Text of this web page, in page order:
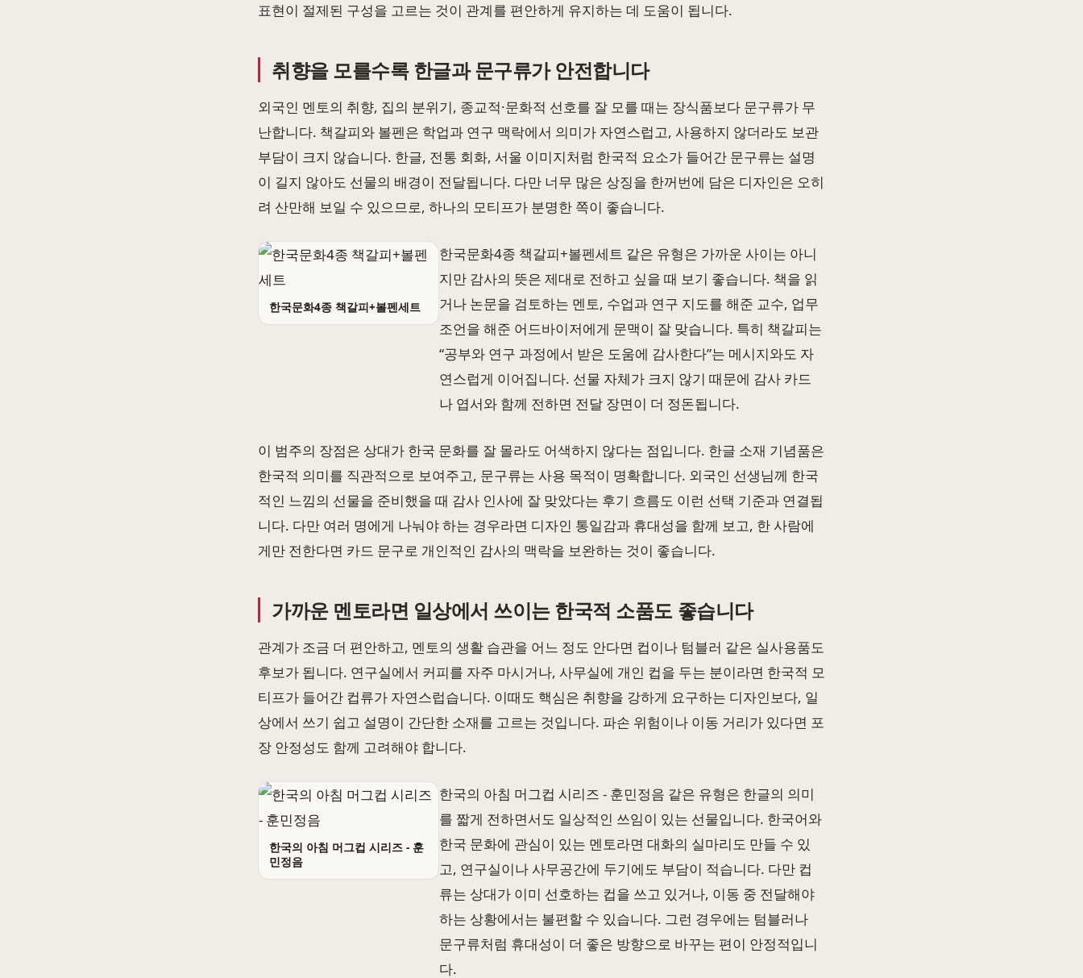
표현이 절제된 구성을 고르는 것이 관계를 편안하게 유지하는 데 도움이 됩니다.
취향을 모를수록 한글과 문구류가 안전합니다
외국인 멘토의 취향, 집의 분위기, 종교적·문화적 선호를 잘 모를 때는 장식품보다 문구류가 무
난합니다. 책갈피와 볼펜은 학업과 연구 맥락에서 의미가 자연스럽고, 사용하지 않더라도 보관
부담이 크지 않습니다. 한글, 전통 회화, 서울 이미지처럼 한국적 요소가 들어간 문구류는 설명
이 길지 않아도 선물의 배경이 전달됩니다. 다만 너무 많은 상징을 한꺼번에 담은 디자인은 오히
려 산만해 보일 수 있으므로, 하나의 모티프가 분명한 쪽이 좋습니다.
한국문화4종 책갈피+볼펜세트 같은 유형은 가까운 사이는 아니
지만 감사의 뜻은 제대로 전하고 싶을 때 보기 좋습니다. 책을 읽
거나 논문을 검토하는 멘토, 수업과 연구 지도를 해준 교수, 업무
조언을 해준 어드바이저에게 문맥이 잘 맞습니다. 특히 책갈피는
“공부와 연구 과정에서 받은 도움에 감사한다”는 메시지와도 자
연스럽게 이어집니다. 선물 자체가 크지 않기 때문에 감사 카드
나 엽서와 함께 전하면 전달 장면이 더 정돈됩니다.
한국문화4종 책갈피+볼펜세트
이 범주의 장점은 상대가 한국 문화를 잘 몰라도 어색하지 않다는 점입니다. 한글 소재 기념품은
한국적 의미를 직관적으로 보여주고, 문구류는 사용 목적이 명확합니다. 외국인 선생님께 한국
적인 느낌의 선물을 준비했을 때 감사 인사에 잘 맞았다는 후기 흐름도 이런 선택 기준과 연결됩
니다. 다만 여러 명에게 나눠야 하는 경우라면 디자인 통일감과 휴대성을 함께 보고, 한 사람에
게만 전한다면 카드 문구로 개인적인 감사의 맥락을 보완하는 것이 좋습니다.
가까운 멘토라면 일상에서 쓰이는 한국적 소품도 좋습니다
관계가 조금 더 편안하고, 멘토의 생활 습관을 어느 정도 안다면 컵이나 텀블러 같은 실사용품도
후보가 됩니다. 연구실에서 커피를 자주 마시거나, 사무실에 개인 컵을 두는 분이라면 한국적 모
티프가 들어간 컵류가 자연스럽습니다. 이때도 핵심은 취향을 강하게 요구하는 디자인보다, 일
상에서 쓰기 쉽고 설명이 간단한 소재를 고르는 것입니다. 파손 위험이나 이동 거리가 있다면 포
장 안정성도 함께 고려해야 합니다.
한국의 아침 머그컵 시리즈 - 훈
민정음
한국의 아침 머그컵 시리즈 - 훈민정음 같은 유형은 한글의 의미
를 짧게 전하면서도 일상적인 쓰임이 있는 선물입니다. 한국어와
한국 문화에 관심이 있는 멘토라면 대화의 실마리도 만들 수 있
고, 연구실이나 사무공간에 두기에도 부담이 적습니다. 다만 컵
류는 상대가 이미 선호하는 컵을 쓰고 있거나, 이동 중 전달해야
하는 상황에서는 불편할 수 있습니다. 그런 경우에는 텀블러나
문구류처럼 휴대성이 더 좋은 방향으로 바꾸는 편이 안정적입니
다.